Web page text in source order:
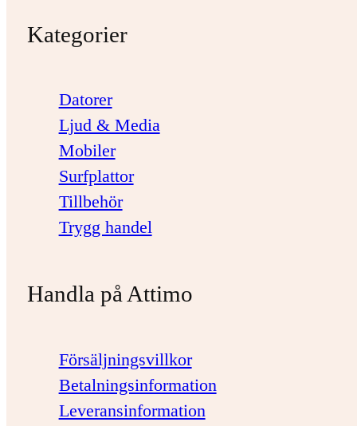
Kategorier
Datorer
Ljud & Media
Mobiler
Surfplattor
Tillbehör
Trygg handel
Handla på Attimo
Försäljningsvillkor
Betalningsinformation
Leveransinformation